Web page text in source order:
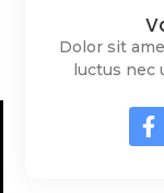
Dolor sit
luctus nec